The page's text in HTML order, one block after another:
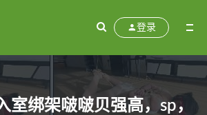
登录
室绑架啵啵贝强高，sp，